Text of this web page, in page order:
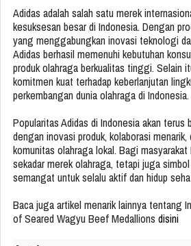
Adidas adalah salah satu merek
kesuksesan besar di Indonesia. Dengan
yang menggabungkan inovasi teknologi
Adidas berhasil memenuhi kebutuhan
produk olahraga berkualitas tinggi. Selain
komitmen kuat terhadap keberlanjutan
perkembangan dunia olahraga di Indonesia.
Popularitas Adidas di Indonesia akan terus
dengan inovasi produk, kolaborasi menarik,
komunitas olahraga lokal. Bagi masyarakat
sekadar merek olahraga, tetapi juga
semangat untuk selalu aktif dan hidup
Baca juga artikel menarik lainnya tentang
of Seared Wagyu Beef Medallions disini